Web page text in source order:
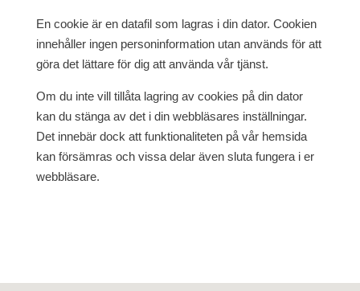
En cookie är en datafil som lagras i din dator. Cookien
innehåller ingen personinformation utan används för att
göra det lättare för dig att använda vår tjänst.
Om du inte vill tillåta lagring av cookies på din dator
kan du stänga av det i din webbläsares inställningar.
Det innebär dock att funktionaliteten på vår hemsida
kan försämras och vissa delar även sluta fungera i er
webbläsare.